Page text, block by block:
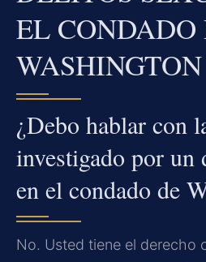
EL CONDADO
WASHINGTON
¿Debo hablar con
investigado por un
en el condado de
No. Usted tiene el derecho